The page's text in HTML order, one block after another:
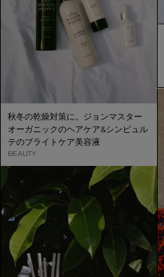
秋冬の乾燥対策に。ジョンマスター
オーガニックのヘアケア&シンピュル
テのブライトケア美容液
BEAUTY